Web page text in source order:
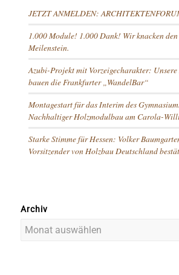
JETZT ANMELDEN:
1.000 Module! 1.000 Dank! Wir knacken
Meilenstein.
Azubi-Projekt mit Vorzeigecharakter:
bauen die Frankfurter „WandelBar“
Montagestart für das Interim des
Nachhaltiger Holzmodulbau am Carola-
Starke Stimme für Hessen: Volker
Vorsitzender von Holzbau Deutschland
Archiv